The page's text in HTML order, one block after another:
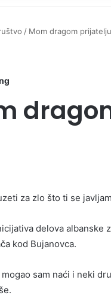
/ Mom dragom
za zlo što ti se
delova albanske
kod Bujanovca.
sam naći i neki